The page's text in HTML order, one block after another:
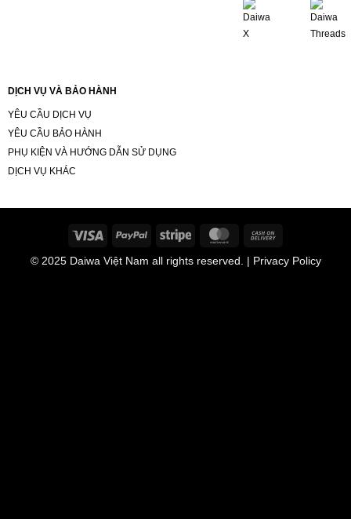
DỊCH VỤ VÀ BẢO HÀNH
YÊU CẦU DỊCH VỤ
YÊU CẦU BẢO HÀNH
PHỤ KIỆN VÀ HƯỚNG DẪN SỬ DỤNG
DỊCH VỤ KHÁC
Visa PayPal Stripe MasterCard
Delivery
© 2025 Daiwa Việt Nam all rights reserved. | Privacy Policy